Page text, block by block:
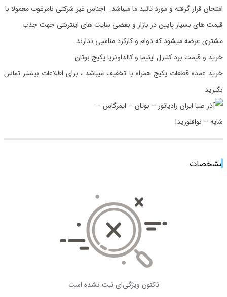
امتحان قرار گرفته و مورد تائید ما میباشد_ اجناس غیر شرکتی نامرغوب معمولا با
قیمت های بسیار پایین در بازار و بعضی سایت های اینترنتی جهت جذب
مشتری عرضه میشود که دوام و کارکرد مناسبی ندارند.
خرید و قیمت برد کنترل اپتیما و کالداونزیا پکیج بوتان
خرید عمده قطعات پکیج همراه با تخفیف میباشد ، برای اطلاعات بیشتر تماس
بگیرید
مشخصات
تاکنون ویژگی‌ای ثبت نشده است